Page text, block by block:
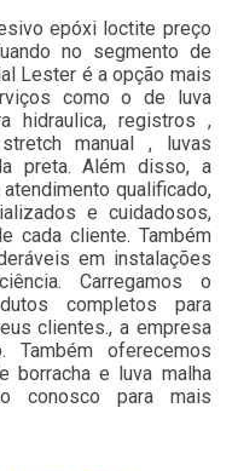
epóxi loctite preço
no segmento de
Lester é a opção mais
como o de luva
hidraulica, registros ,
manual , luvas
preta. Além disso, a
qualificado,
e cuidadosos,
cada cliente. Também
em instalações
Carregamos o
completos para
clientes., a empresa
Também oferecemos
borracha e luva malha
conosco para mais